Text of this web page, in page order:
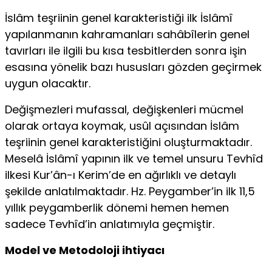
İslâm teşriinin genel karakteristiği ilk İslâmî
yapılanmanın kahramanları sahâbîlerin genel
tavırları ile ilgili bu kısa tesbitlerden sonra işin
esasına yönelik bazı hususları gözden geçirmek
uygun olacaktır.
Değişmezleri mufassal, değişkenleri mücmel
olarak ortaya koymak, usûl açısından İslâm
teşriinin genel karakteristiğini oluşturmaktadır.
Meselâ İslâmî yapının ilk ve temel unsuru Tevhîd
ilkesi Kur’ân-ı Kerim’de en ağırlıklı ve detaylı
şekilde anlatılmaktadır. Hz. Peygamber’in ilk 11,5
yıllık peygamberlik dönemi hemen hemen
sadece Tevhîd’in anlatımıyla geçmiştir.
Model ve Metodoloji ihtiyacı